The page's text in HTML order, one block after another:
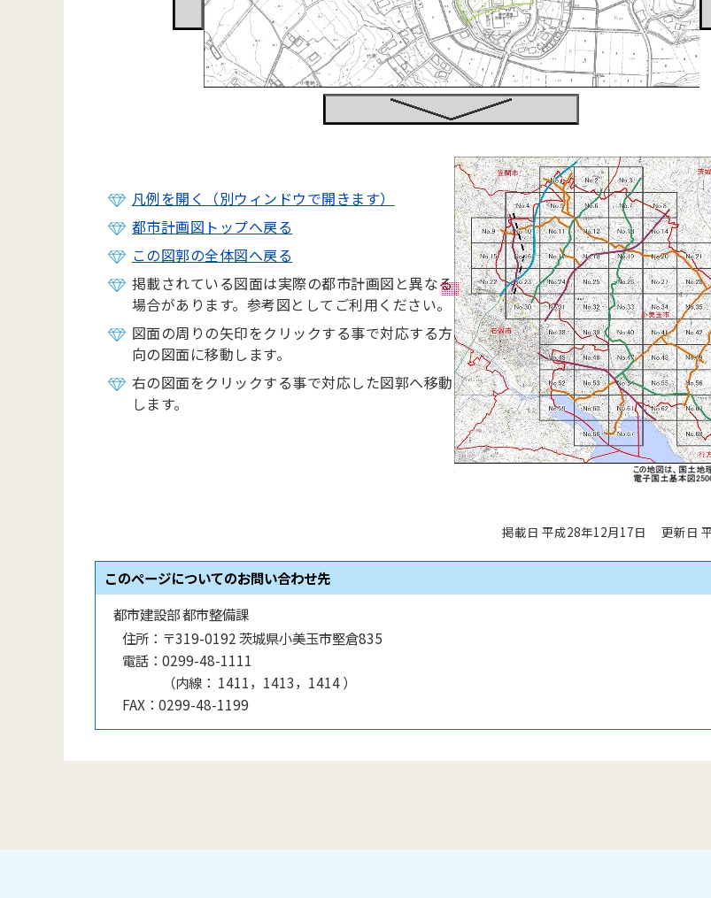
凡例を開く（別ウィンドウで開きます）
都市計画図トップへ戻る
この図郭の全体図へ戻る
掲載されている図面は実際の都市計画図と異なる
場合があります。参考図としてご利用ください。
図面の周りの矢印をクリックする事で対応する方
向の図面に移動します。
右の図面をクリックする事で対応した図郭へ移動
します。
掲載日 平成28年12月17日 更新日
このページについてのお問い合わせ先
都市建設部 都市整備課
住所： 〒319-0192 茨城県小美玉市堅倉835
電話： 0299-48-1111
（内線 ： 1411，1413，1414）
FAX： 0299-48-1199